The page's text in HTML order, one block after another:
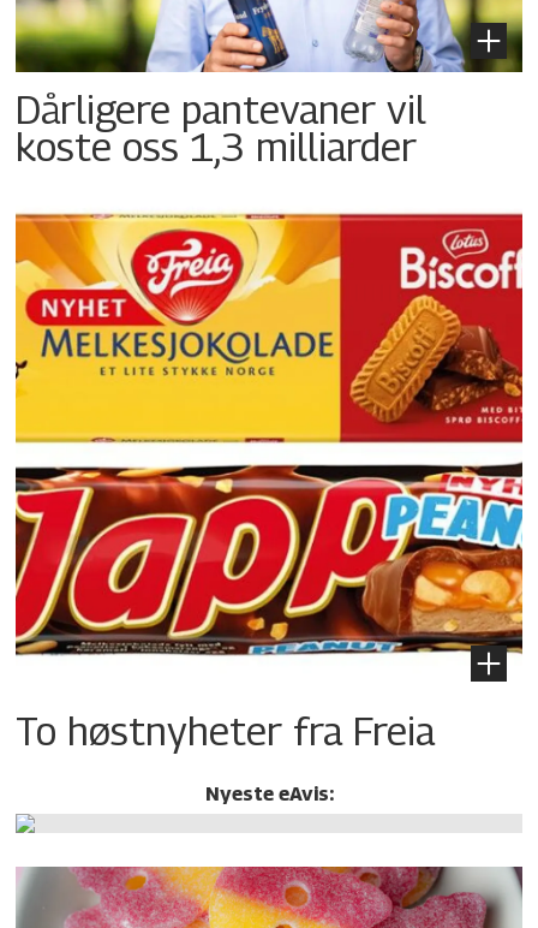
Dårligere pantevaner vil
koste oss 1,3 milliarder
To høstnyheter fra Freia
Nyeste eAvis: